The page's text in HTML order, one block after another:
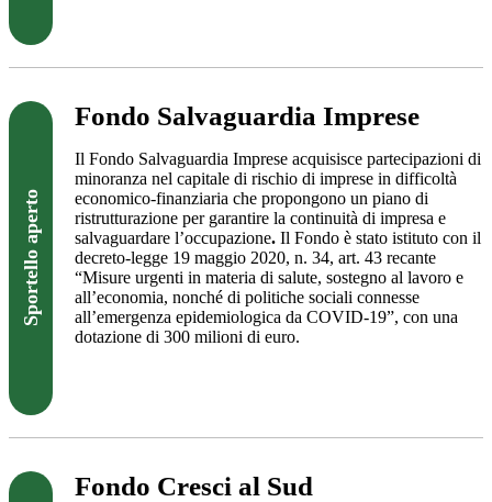
Sportello aperto
Fondo Salvaguardia Imprese
Il Fondo Salvaguardia Imprese acquisisce partecipazioni di
minoranza nel capitale di rischio di imprese in difficoltà
economico-finanziaria che propongono un piano di
ristrutturazione per garantire la continuità di impresa e
salvaguardare l’occupazione. Il Fondo è stato istituto con il
decreto-legge 19 maggio 2020, n. 34, art. 43 recante
“Misure urgenti in materia di salute, sostegno al lavoro e
all’economia, nonché di politiche sociali connesse
all’emergenza epidemiologica da COVID-19”, con una
dotazione di 300 milioni di euro.
Fondo Cresci al Sud